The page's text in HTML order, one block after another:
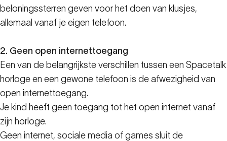
beloningssterren geven voor het doen van klusjes,
allemaal vanaf je eigen telefoon.
2. Geen open internettoegang
Een van de belangrijkste verschillen tussen een Spacetalk
horloge en een gewone telefoon is de afwezigheid van
open internettoegang.
Je kind heeft geen toegang tot het open internet vanaf
zijn horloge.
Geen internet, sociale media of games sluit de